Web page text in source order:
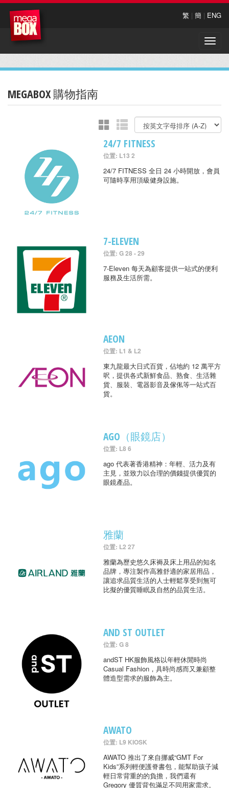
繁 | 簡 | ENG
Toggle
MEGABOX 購物指南
24/7 FITNESS
位置: L13 2
24/7 FITNESS 全日 24 小時開放，會員
可隨時享用頂級健身設施。
7-ELEVEN
位置: G 28 - 29
7-Eleven 每天為顧客提供一站式的便利
服務及生活所需。
AEON
位置: L1 & L2
東九龍最大日式百貨，佔地約 12 萬平方
呎，提供各式新鮮食品、熟食、生活雜
貨、服裝、電器影音及傢俬等一站式百
貨。
AGO（眼鏡店）
位置: L8 6
ago 代表著香港精神：年輕、活力及有
主見，並致力以合理的價錢提供優質的
眼鏡產品。
雅蘭
位置: L2 27
雅蘭為歷史悠久床褥及床上用品的知名
品牌，專注製作高雅舒適的家居用品，
讓追求品質生活的人士輕鬆享受到無可
比擬的優質睡眠及自然的品質生活。
AND ST OUTLET
位置: G 8
andST HK服飾風格以年輕休閒時尚
Casual Fashion，具時尚感而又兼顧整
體造型需求的服飾為主。
AWATO
位置: L9 KIOSK
AWATO 推出了來自挪威“GMT For
Kids”系列輕便護脊書包，能幫助孩子減
輕日常背重的的負擔，我們還有
Gregory 優質背包滿足不同用家需求。